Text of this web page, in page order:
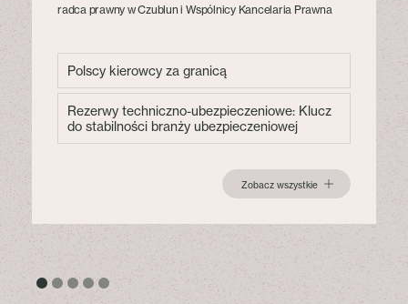
radca prawny w Czublun i Wspólnicy Kancelaria Prawna
Polscy kierowcy za granicą
Rezerwy techniczno-ubezpieczeniowe: Klucz
do stabilności branży ubezpieczeniowej
Zobacz wszystkie